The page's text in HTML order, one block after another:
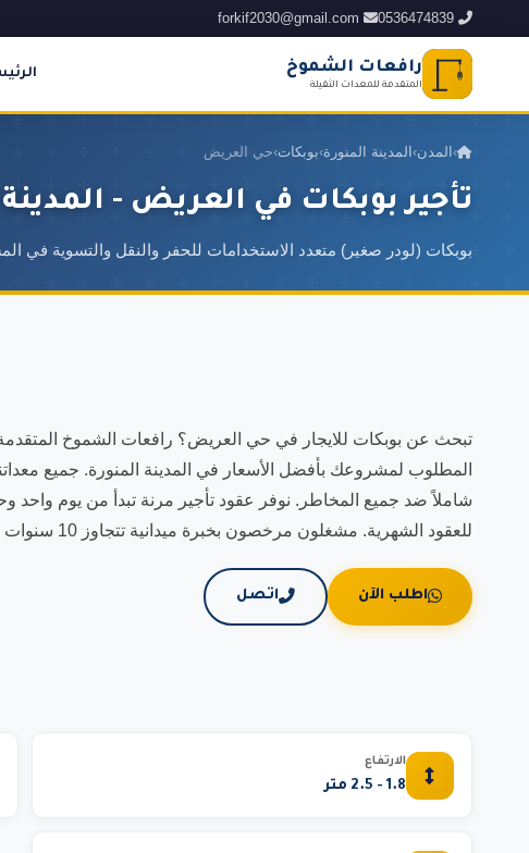
0536474839
forkif2030@gmail.com
رافعات الشموخ
المتقدمة للمعدات الثقيلة
› المدن› المدينة المنورة›بوبكات›حي العريض
تأجير بوبكات في العريض - المدينة
بوبكات (لودر صغير) متعدد الاستخدامات للحفر والنقل والتسوية في
تبحث عن بوبكات للايجار في حي العريض؟ رافعات الشموخ المتقدمة
للعقود الشهرية. مشغلون مرخصون بخبرة ميدانية تتجاوز 10 سنوات في مشاريع مشابهة.
اطلب الآن اتصل
الارتفاع
1.8 - 2.5 متر